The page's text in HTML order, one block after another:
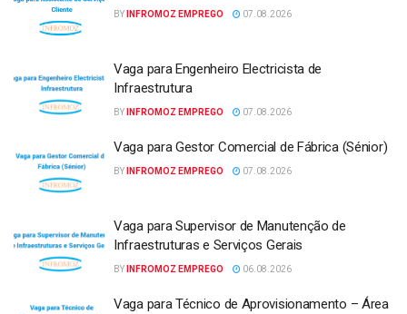
BY INFROMOZ EMPREGO 07.08.2026
Vaga para Engenheiro Electricista de
Infraestrutura
BY INFROMOZ EMPREGO 07.08.2026
Vaga para Gestor Comercial de Fábrica (Sénior)
BY INFROMOZ EMPREGO 07.08.2026
Vaga para Supervisor de Manutenção de
Infraestruturas e Serviços Gerais
BY INFROMOZ EMPREGO 06.08.2026
Vaga para Técnico de Aprovisionamento – Área